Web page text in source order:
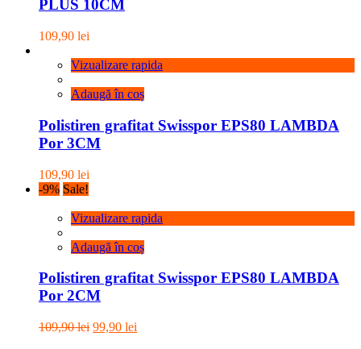
PLUS 10CM
109,90 lei
Vizualizare rapida
Adaugă în coș
Polistiren grafitat Swisspor EPS80 LAMBDA
Por 3CM
109,90 lei
-9% Sale!
Vizualizare rapida
Adaugă în coș
Polistiren grafitat Swisspor EPS80 LAMBDA
Por 2CM
109,90lei Prețul
99,90 lei